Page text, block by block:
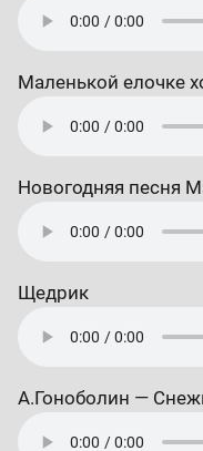
Маленькой елочке
Новогодняя песня
Щедрик
А.Гоноболин —